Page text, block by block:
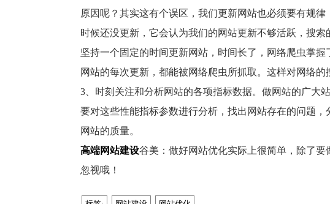
原因呢？其实这有个误区，我们更新网站也必须要有规
时候还没更新，它会认为我们的网站更新不够活跃，搜
坚持一个固定的时间更新网站，时间长了，网络爬虫掌
网站的每次更新，都能被网络爬虫所抓取。这样对网络的
3、时刻关注和分析网站的各项指标数据。做网站的广大
要对这些性能指标参数进行分析，找出网站存在的问题
网站的质量。
高端网站建设谷美：做好网站优化实际上很简单，除了
忽视哦！